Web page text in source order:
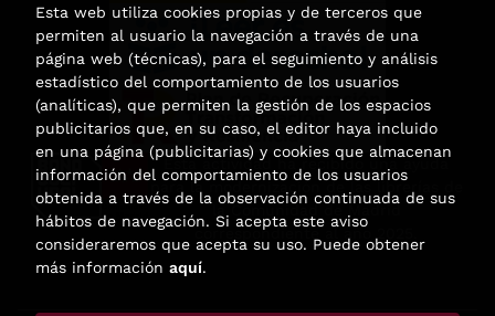
Esta actividad ha recibido una ayuda
para la modernización de las librerías de
la Comunidad de Madrid
correspondiente al año 2025.
Esta web utiliza cookies propias y de terceros que
permiten al usuario la navegación a través de una
página web (técnicas), para el seguimiento y análisis
estadístico del comportamiento de los usuarios
(analíticas), que permiten la gestión de los espacios
publicitarios que, en su caso, el editor haya incluido
en una página (publicitarias) y cookies que almacenan
información del comportamiento de los usuarios
obtenida a través de la observación continuada de sus
hábitos de navegación. Si acepta este aviso
consideraremos que acepta su uso. Puede obtener
más información aquí.